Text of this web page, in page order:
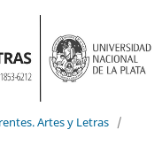
Artes y Letras /